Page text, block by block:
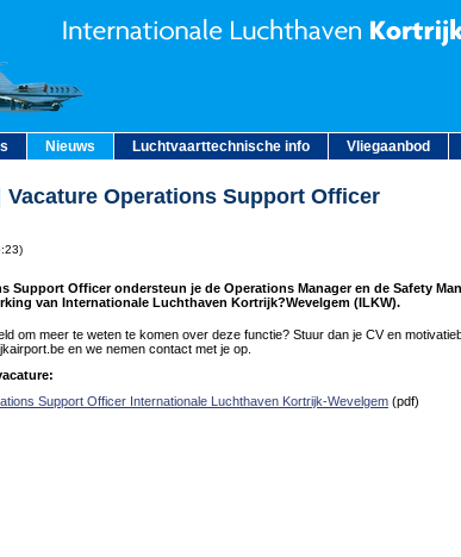
Nieuws Luchtvaarttechnische info Vliegaanbod
Vacature Operations Support Officer
Support Officer ondersteun je de Operations Manager en de Safety
van Internationale Luchthaven Kortrijk?Wevelgem (ILKW).
om meer te weten te komen over deze functie? Stuur dan je CV en
en we nemen contact met je op.
Support Officer Internationale Luchthaven Kortrijk-Wevelgem (pdf)